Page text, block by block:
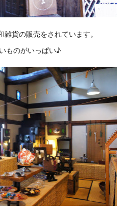
貨の販売をされています。
ものがいっぱい♪